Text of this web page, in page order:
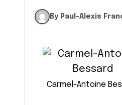
By Paul-Alexis
Carmel-Antoine